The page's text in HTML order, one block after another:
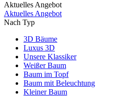
Aktuelles Angebot
Aktuelles Angebot
Nach Typ
3D Bäume
Luxus 3D
Unsere Klassiker
Weißer Baum
Baum im Topf
Baum mit Beleuchtung
Kleiner Baum